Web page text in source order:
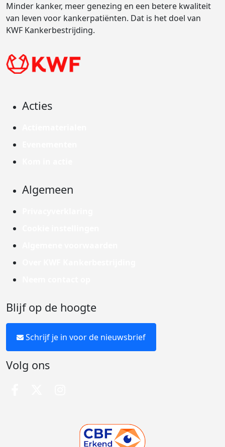
Minder kanker, meer genezing en een betere kwaliteit
van leven voor kankerpatiënten. Dat is het doel van
KWF Kankerbestrijding.
Acties
Algemeen
Blijf op de hoogte
Schrijf je in voor de nieuwsbrief
Volg ons